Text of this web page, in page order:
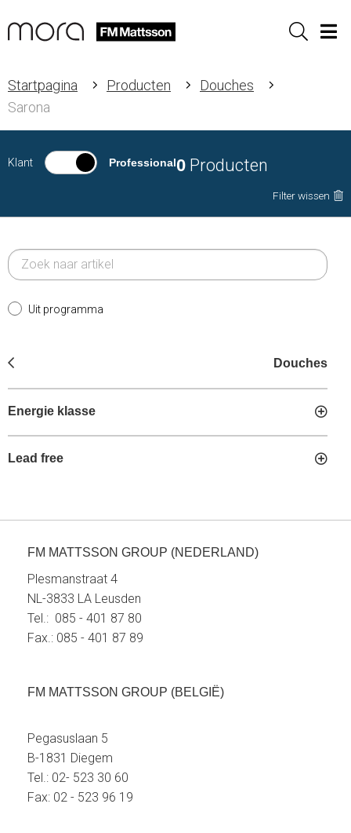
Sök
Startpagina Producten
Douches
Sarona
Klant Professional0 Producten
Filter wissen
Uit programma
Douches
Energie klasse
Lead free
FM MATTSSON GROUP (NEDERLAND)
Plesmanstraat 4
NL-3833 LA Leusden
Tel.: 085 - 401 87 80
Fax.: 085 - 401 87 89
FM MATTSSON GROUP (BELGIË)
Pegasuslaan 5
B-1831 Diegem
Tel.: 02- 523 30 60
Fax: 02 - 523 96 19